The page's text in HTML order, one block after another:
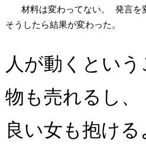
材料は変わってない。 発言を変
そうしたら結果が変わった。
人が動くという
物も売れるし、
良い女も抱ける